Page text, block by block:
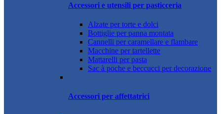
Accessori e utensili per pasticceria
Alzate per torte e dolci
Bottiglie per panna montata
Cannelli per caramellare e flambare
Macchine per tartellette
Mattarelli per pasta
Sac à poche e beccucci per decorazione
Accessori per affettatrici